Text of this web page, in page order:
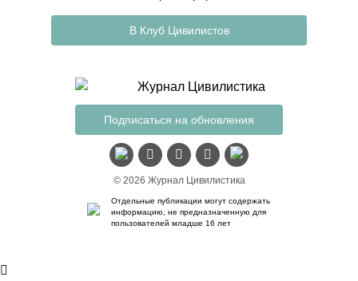
Подписаться на обновления
© 2026 Журнал Цивилистика
Отдельные публикации могут содержать
информацию, не предназначенную для
пользователей младше 16 лет
В Клуб Цивилистов